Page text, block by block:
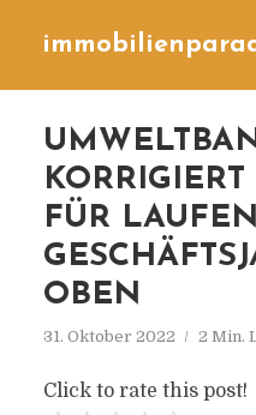
FÜR
OBEN
31. Oktober 2022 2 Min.
Click to rate this post!